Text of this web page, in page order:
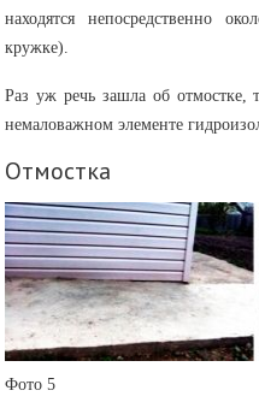
находятся непосредственно
кружке).
Раз уж речь зашла об отмостке,
немаловажном элементе
Отмостка
Фото 5